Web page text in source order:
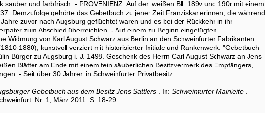
sauber und farbfrisch. - PROVENIENZ: Auf den weißen Bll. 189v und 190r mit einem
Demzufolge gehörte das Gebetbuch zu jener Zeit Franziskanerinnen, die während
zuvor nach Augsburg geflüchtet waren und es bei der Rückkehr in ihr
zum Abschied überreichten. - Auf einem zu Beginn eingefügten
Widmung von Karl August Schwarz aus Berlin an den Schweinfurter Fabrikanten
1880), kunstvoll verziert mit historisierter Initiale und Rankenwerk: "Gebetbuch
Bürger zu Augsburg i. J. 1498. Geschenk des Herrn Carl August Schwarz an Jens
Blätter am Ende mit einem fein säuberlichen Besitzvermerk des Empfängers,
- Seit über 30 Jahren in Schweinfurter Privatbesitz.
Gebetbuch aus dem Besitz Jens Sattlers. In: Schweinfurter Mainleite.
Nr. 1, März 2011. S. 18-29.